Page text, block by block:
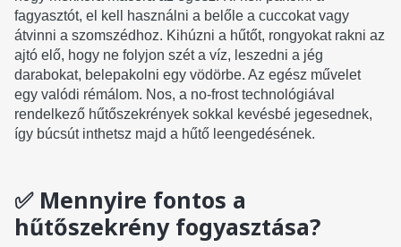
fagyasztót, el kell használni a belőle a cuccokat vagy
átvinni a szomszédhoz. Kihúzni a hűtőt, rongyokat rakni az
ajtó elő, hogy ne folyjon szét a víz, leszedni a jég
darabokat, belepakolni egy vödörbe. Az egész művelet
egy valódi rémálom. Nos, a no-frost technológiával
rendelkező hűtőszekrények sokkal kevésbé jegesednek,
így búcsút inthetsz majd a hűtő leengedésének.
✅ Mennyire fontos a
hűtőszekrény fogyasztása?